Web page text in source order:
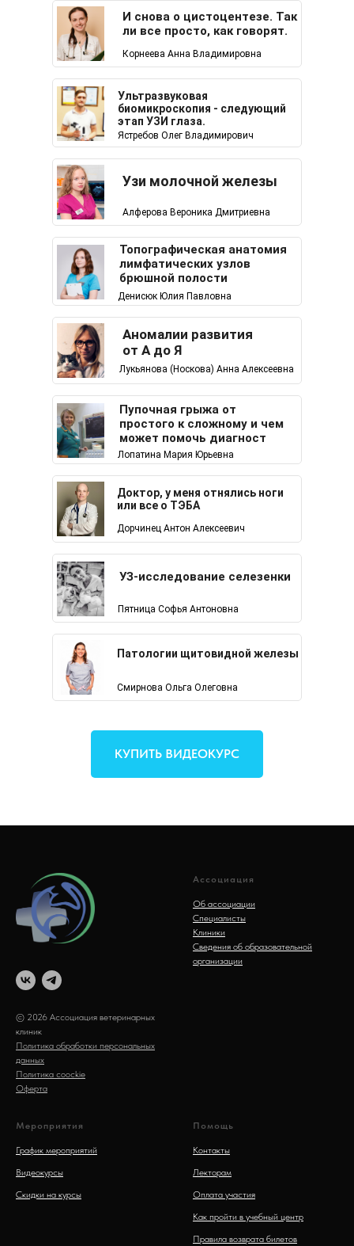
И снова о цистоцентезе. Так
ли все просто, как говорят.
Корнеева Анна Владимировна
Ультразвуковая
биомикроскопия - следующий
этап УЗИ глаза.
Ястребов Олег Владимирович
Узи молочной железы
Алферова Вероника Дмитриевна
Топографическая анатомия
лимфатических узлов
брюшной полости
Денисюк Юлия Павловна
Аномалии развития
от А до Я
Лукьянова (Носкова) Анна Алексеевна
Пупочная грыжа от
простого к сложному и чем
может помочь диагност
Лопатина Мария Юрьевна
Доктор, у меня отнялись ноги
или все о ТЭБА
Дорчинец Антон Алексеевич
УЗ-исследование селезенки
Пятница Софья Антоновна
Патологии щитовидной железы
Смирнова Ольга Олеговна
КУПИТЬ ВИДЕОКУРС
© 2026 Ассоциация ветеринарных
клиник
Политика обработки персональных
данных
Политика coockie
Оферта
Ассоциация
Об ассоциации
Специалисты
Клиники
Сведения об образовательной
организации
Мероприятия
График мероприятий
Видеокурсы
Скидки на курсы
Помощь
Контакты
Лекторам
Оплата участия
Как пройти в учебный центр
Правила возврата билетов